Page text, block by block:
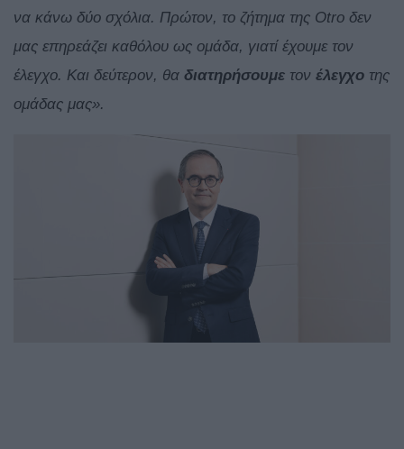
να κάνω δύο σχόλια. Πρώτον, το ζήτημα της Otro δεν
μας επηρεάζει καθόλου ως ομάδα, γιατί έχουμε τον
έλεγχο. Και δεύτερον, θα διατηρήσουμε τον έλεγχο της
ομάδας μας».